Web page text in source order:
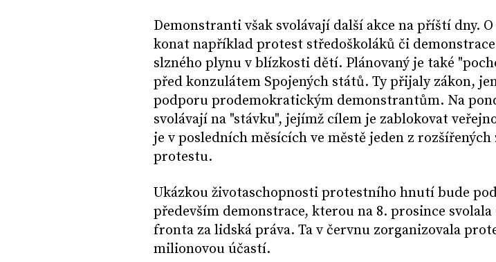
Demonstranti však svolávají další akce na příští dny.
konat například protest středoškoláků či
slzného plynu v blízkosti dětí. Plánovaný je také
před konzulátem Spojených států. Ty přijaly zákon,
podporu prodemokratickým demonstrantům. Na
svolávají na "stávku", jejímž cílem je zablokovat
je v posledních měsících ve městě jeden z rozšířených
protestu.
Ukázkou životaschopnosti protestního hnutí bude
především demonstrace, kterou na 8. prosince svolala
fronta za lidská práva. Ta v červnu zorganizovala
milionovou účastí.